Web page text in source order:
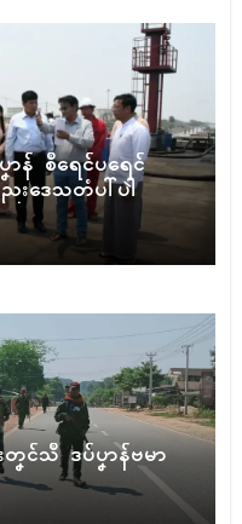
စဳရေၚ်ပရေၚ်
ဒေသတံပါ်ပါဲ
ၚ်သဳ ဒပ်ပၞာန်ဗမာ